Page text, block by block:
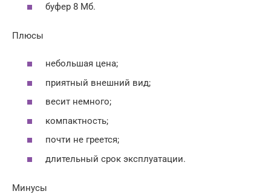
буфер 8 Мб.
Плюсы
небольшая цена;
приятный внешний вид;
весит немного;
компактность;
почти не греется;
длительный срок эксплуатации.
Минусы